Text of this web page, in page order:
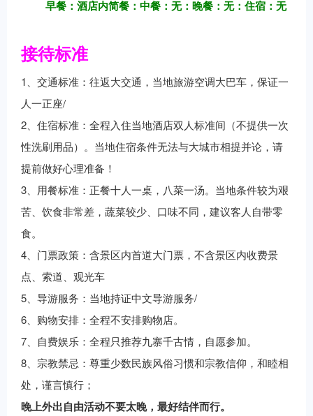
早餐：酒店内简餐：中餐：无：晚餐：无：住宿：无
接待标准
1
、交通标准：往返大交通，当地旅游空调大巴车，保证一
人一正座/
2 、住宿标准：全程入住当地酒店双人标准间（不提供一次
性洗刷用品）。当地住宿条件无法与大城市相提并论，请
提前做好心理准备！
3 、用餐标准：正餐十人一桌，八菜一汤。当地条件较为艰
苦、饮食非常差，蔬菜较少、口味不同，建议客人自带零
食。
4 、门票政策：含景区内首道大门票，不含景区内收费景
点、索道、观光车
5 、导游服务：当地持证中文导游服务/
6 、购物安排：全程不安排购物店。
7 、自费娱乐：全程只推荐九寨千古情，自愿参加。
8 、宗教禁忌：尊重少数民族风俗习惯和宗教信仰，和睦相
处，谨言慎行；
晚上外出自由活动不要太晚，最好结伴而行。